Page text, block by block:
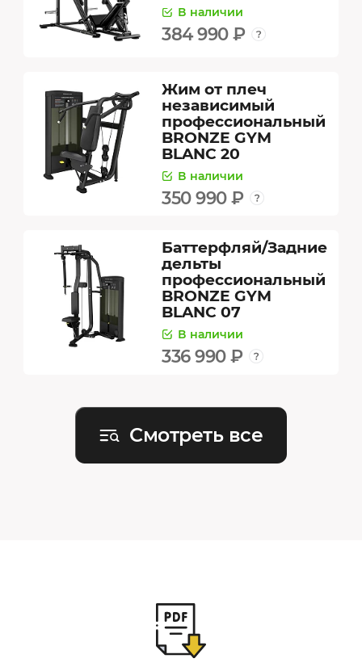
В наличии
384 990 ₽
Жим от плеч
независимый
профессиональный
BRONZE GYM
BLANC 20
В наличии
350 990 ₽
Баттерфляй/Задние
дельты
профессиональный
BRONZE GYM
BLANC 07
В наличии
336 990 ₽
Смотреть все